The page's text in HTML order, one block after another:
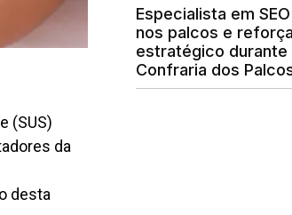
(SUS)
da
desta
Especialista em
nos palcos e
estratégico durante
Confraria dos